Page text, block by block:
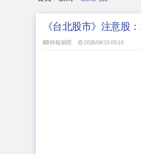
《台北股市》注意股
時報新聞 2026/04/15 09:19